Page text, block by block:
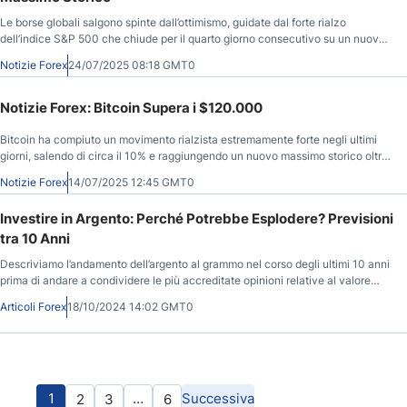
Le borse globali salgono spinte dall’ottimismo, guidate dal forte rialzo
dell’indice S&P 500 che chiude per il quarto giorno consecutivo su un nuovo
massimo storico. Tesla annuncia dati sugli utili deludenti.
Notizie Forex24/07/2025 08:18 GMT0
Notizie Forex: Bitcoin Supera i $120.000
Bitcoin ha compiuto un movimento rialzista estremamente forte negli ultimi
giorni, salendo di circa il 10% e raggiungendo un nuovo massimo storico oltre
Notizie Forex14/07/2025 12:45 GMT0
Investire in Argento: Perché Potrebbe Esplodere? Previsioni
tra 10 Anni
Descriviamo l’andamento dell’argento al grammo nel corso degli ultimi 10 anni
prima di andare a condividere le più accreditate opinioni relative al valore
dell’argento nel corso dei prossimi anni.
Articoli Forex18/10/2024 14:02 GMT0
1 2 3 … 6 Successiva